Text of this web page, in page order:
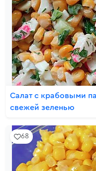
Салат с крабовыми
свежей зеленью
68